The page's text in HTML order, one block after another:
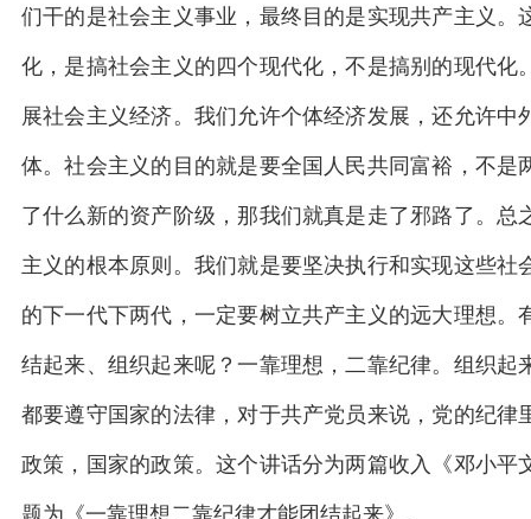
们干的是社会主义事业，最终目的是实现共产主义
化，是搞社会主义的四个现代化，不是搞别的现代
展社会主义经济。我们允许个体经济发展，还允许
体。社会主义的目的就是要全国人民共同富裕，不
了什么新的资产阶级，那我们就真是走了邪路了。
主义的根本原则。我们就是要坚决执行和实现这些
的下一代下两代，一定要树立共产主义的远大理想
结起来、组织起来呢？一靠理想，二靠纪律。组织
都要遵守国家的法律，对于共产党员来说，党的纪
政策，国家的政策。这个讲话分为两篇收入《邓小